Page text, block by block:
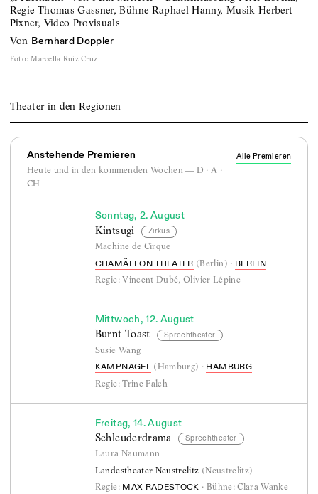
Regie Thomas Gassner, Bühne Raphael Hanny, Musik Herbert
Pixner, Video Provisuals
von Bernhard Doppler
Foto: Marcella Ruiz Cruz
Theater in den Regionen
Anstehende Premieren
Heute und in den kommenden Wochen — D · A ·
CH
Alle Premieren
Sonntag, 2. August
Kintsugi Zirkus
Machine de Cirque
CHAMÄLEON THEATER (Berlin ) · BERLIN
Regie:Vincent Dubé,Olivier Lépine
Mittwoch, 12. August
Burnt Toast Sprechtheater
Susie Wang
KAMPNAGEL( Hamburg) · HAMBURG
Regie:Trine Falch
Freitag, 14. August
Schleuderdrama Sprechtheater
Laura Naumann
Landestheater Neustrelitz (Neustrelitz)
Regie: MAX RADESTOCK · Bühne:Clara Wanke